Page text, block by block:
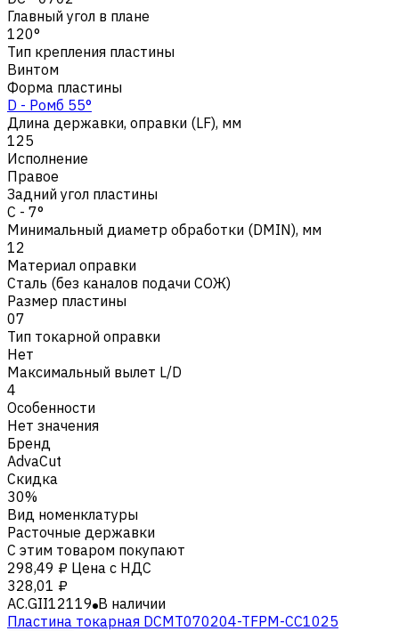
Главный угол в плане
120°
Тип крепления пластины
Винтом
Форма пластины
D - Ромб 55°
Длина державки, оправки (LF), мм
125
Исполнение
Правое
Задний угол пластины
C - 7°
Минимальный диаметр обработки (DMIN), мм
12
Материал оправки
Сталь (без каналов подачи СОЖ)
Размер пластины
07
Тип токарной оправки
Нет
Максимальный вылет L/D
4
Особенности
Нет значения
Бренд
AdvaCut
Скидка
30%
Вид номенклатуры
Расточные державки
С этим товаром покупают
298,49 ₽ Цена с НДС
328,01 ₽
AC.GII12119 В наличии
Пластина токарная DCMT070204-TFPM-CC1025